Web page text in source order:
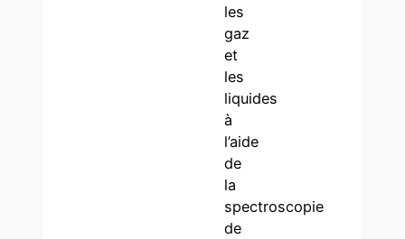
les
gaz
et
les
liquides
à
l’aide
de
la
spectroscopie
de